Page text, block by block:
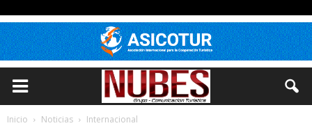
Inicio Noticias Internacional